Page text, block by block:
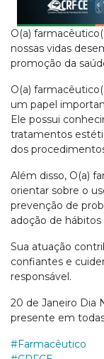
O(a)
nossas vidas
promoção da
O(a)
um papel
Ele possui
tratamentos
dos
Além disso, O(a)
orientar sobre o
prevenção de
adoção de hábitos
Sua atuação
confiantes e
responsável.
20 de Janeiro Dia
presente em
#Farmacêutico